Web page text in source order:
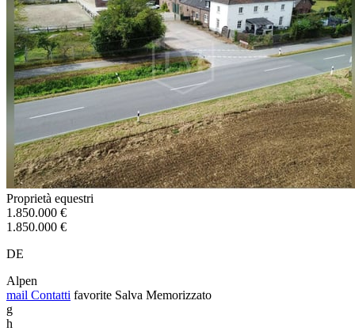
Proprietà equestri
1.850.000 €
1.850.000 €
DE
Alpen
mail Contatti favorite Salva Memorizzato
g
h